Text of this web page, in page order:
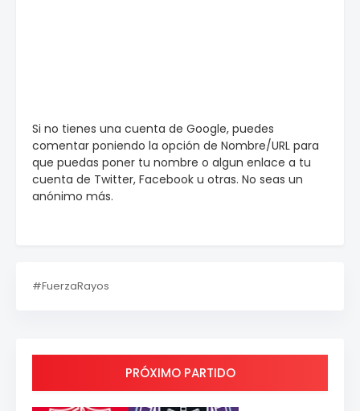
Si no tienes una cuenta de Google, puedes
comentar poniendo la opción de Nombre/URL para
que puedas poner tu nombre o algun enlace a tu
cuenta de Twitter, Facebook u otras. No seas un
anónimo más.
#FuerzaRayos
PRÓXIMO PARTIDO